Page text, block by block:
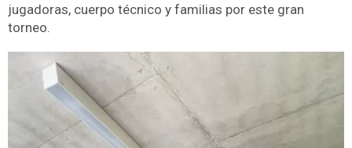
jugadoras, cuerpo técnico y familias por este gran
torneo.
Reproductor